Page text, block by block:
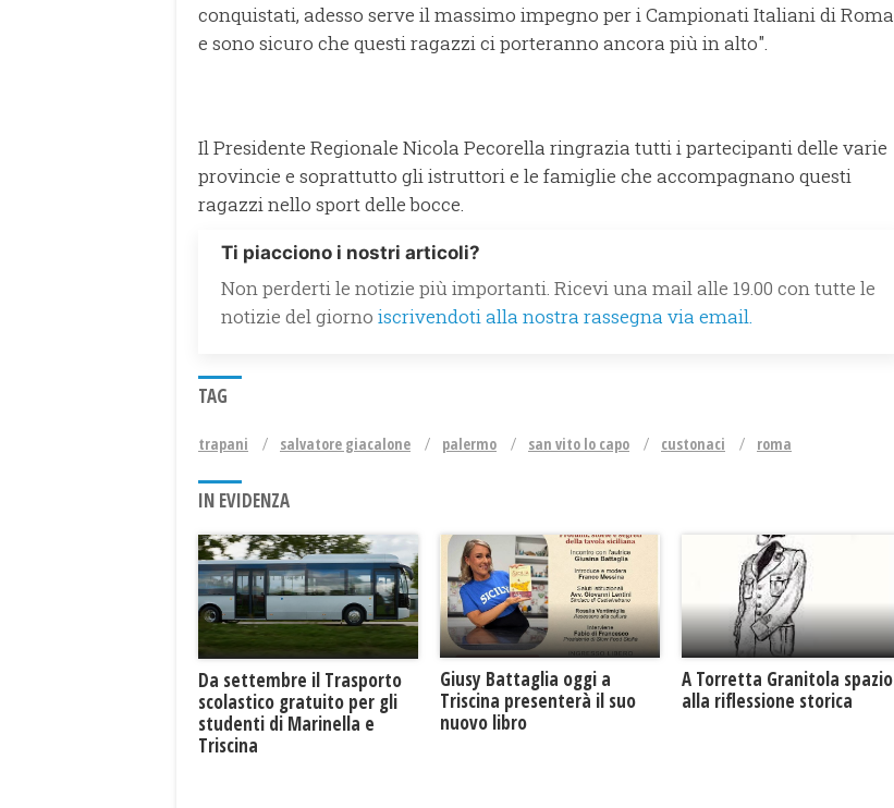
conquistati, adesso serve il massimo impegno per i Campionati Italiani di Roma
e sono sicuro che questi ragazzi ci porteranno ancora più in alto".
Il Presidente Regionale Nicola Pecorella ringrazia tutti i partecipanti delle varie
provincie e soprattutto gli istruttori e le famiglie che accompagnano questi
ragazzi nello sport delle bocce.
Ti piacciono i nostri articoli?
Non perderti le notizie più importanti. Ricevi una mail alle 19.00 con tutte le
notizie del giorno iscrivendoti alla nostra rassegna via email.
TAG
trapani salvatore giacalone palermo san vito lo capo custonaci roma
IN EVIDENZA
Da settembre il Trasporto
scolastico gratuito per gli
studenti di Marinella e
Triscina
Giusy Battaglia oggi a
Triscina presenterà il suo
nuovo libro
​A Torretta Granitola spazio
alla riflessione storica